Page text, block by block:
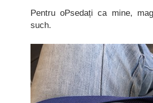
Pentru oPsedați ca mine,
such.